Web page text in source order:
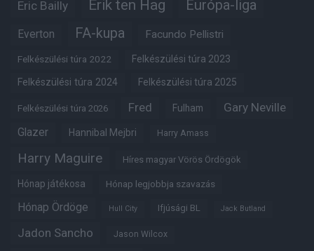
Eric Bailly Erik ten Hag Európa-liga
Everton FA-kupa Facundo Pellistri
Felkészülési túra 2022 Felkészülési túra 2023
Felkészülési túra 2024 Felkészülési túra 2025
Felkészülési túra 2026 Fred Fulham Gary Neville
Glazer Hannibal Mejbri Harry Amass
Harry Maguire Híres magyar Vörös Ördögök
Hónap játékosa Hónap legjobbja szavazás
Hónap Ördöge Hull City Ifjúsági BL Jack Butland
Jadon Sancho Jason Wilcox